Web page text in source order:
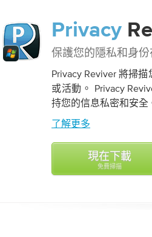
Privacy
保護您的隱私和身份
Privacy Reviver 將掃
或活動。 Privacy
持您的信息私密和安全
了解更多
現在下載
免費掃描